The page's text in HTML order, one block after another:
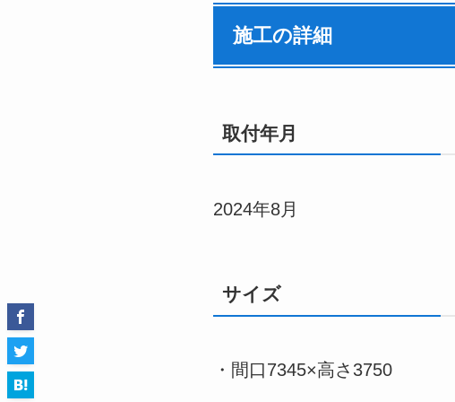
施工の詳細
取付年月
2024年8月
サイズ
・間口7345×高さ3750